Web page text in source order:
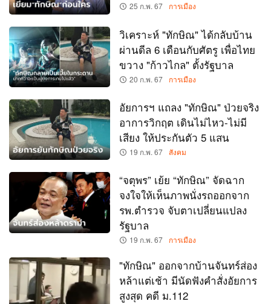
25 ก.พ. 67 การเมือง
วิเคราะห์ "ทักษิณ" ได้กลับบ้าน
ผ่านดีล 6 เดือนกับศัตรู เพื่อไทย
ขวาง "ก้าวไกล" ตั้งรัฐบาล
20 ก.พ. 67 การเมือง
อัยการฯ แถลง "ทักษิณ" ป่วยจริง
อาการวิกฤต เดินไม่ไหว-ไม่มี
เสียง ให้ประกันตัว 5 แสน
19 ก.พ. 67 สังคม
“จตุพร” เย้ย “ทักษิณ” จัดฉาก
จงใจให้เห็นภาพนั่งรถออกจาก
รพ.ตำรวจ จับตาเปลี่ยนแปลง
รัฐบาล
19 ก.พ. 67 การเมือง
"ทักษิณ" ออกจากบ้านจันทร์ส่อง
หล้าแต่เช้า มีนัดฟังคำสั่งอัยการ
สูงสุด คดี ม.112